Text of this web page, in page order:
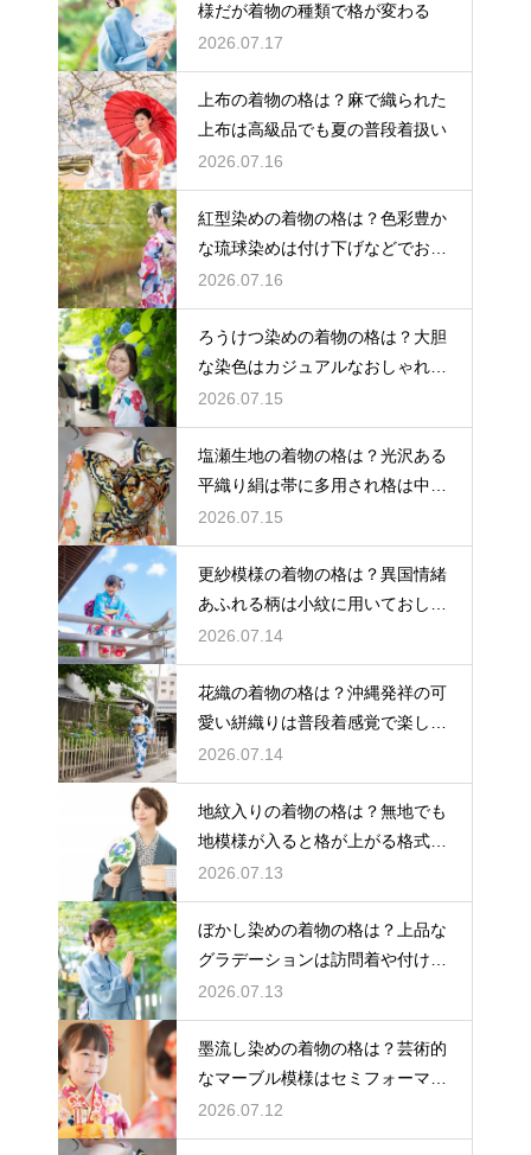
様だが着物の種類で格が変わる
2026.07.17
上布の着物の格は？麻で織られた
上布は高級品でも夏の普段着扱い
2026.07.16
紅型染めの着物の格は？色彩豊か
な琉球染めは付け下げなどでおし
ゃれ着向き
2026.07.16
ろうけつ染めの着物の格は？大胆
な染色はカジュアルなおしゃれ着
に最適
2026.07.15
塩瀬生地の着物の格は？光沢ある
平織り絹は帯に多用され格は中位
程度
2026.07.15
更紗模様の着物の格は？異国情緒
あふれる柄は小紋に用いておしゃ
れ着向き
2026.07.14
花織の着物の格は？沖縄発祥の可
愛い絣織りは普段着感覚で楽しめ
る
2026.07.14
地紋入りの着物の格は？無地でも
地模様が入ると格が上がる格式を
解説
2026.07.13
ぼかし染めの着物の格は？上品な
グラデーションは訪問着や付け下
げで格調アップ
2026.07.13
墨流し染めの着物の格は？芸術的
なマーブル模様はセミフォーマル
な装いにも映える
2026.07.12